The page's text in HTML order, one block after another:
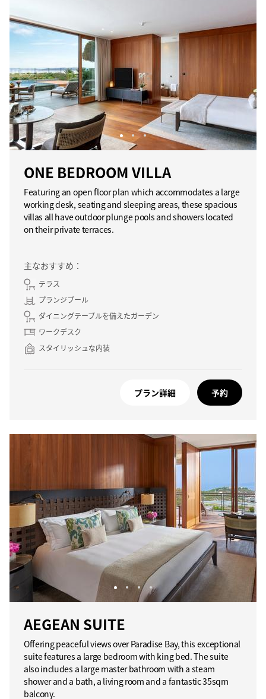
ONE BEDROOM VILLA
Featuring an open floor plan which accommodates a large
working desk, seating and sleeping areas, these spacious
villas all have outdoor plunge pools and showers located
on their private terraces.
主なおすすめ：
テラス
プランジプール
ダイニングテーブルを備えたガーデン
ワークデスク
スタイリッシュな内装
プラン詳細 予約
AEGEAN SUITE
Offering peaceful views over Paradise Bay, this exceptional
suite features a large bedroom with king bed. The suite
also includes a large master bathroom with a steam
shower and a bath, a living room and a fantastic 35sqm
balcony.